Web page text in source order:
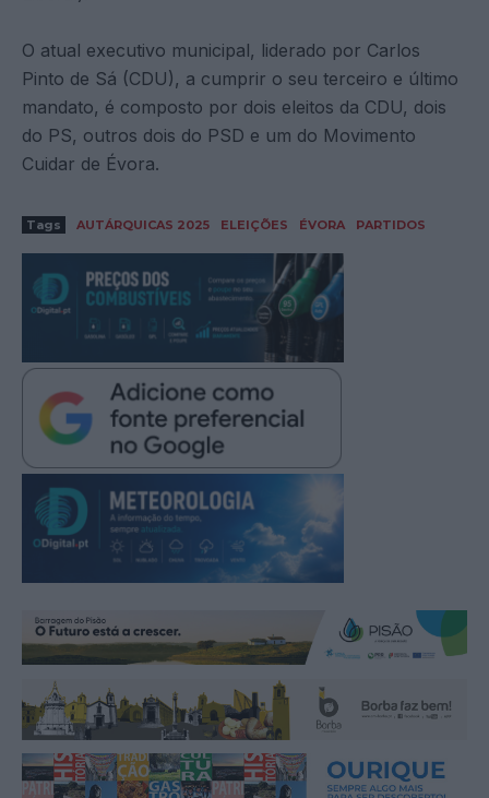
O atual executivo municipal, liderado por Carlos
Pinto de Sá (CDU), a cumprir o seu terceiro e último
mandato, é composto por dois eleitos da CDU, dois
do PS, outros dois do PSD e um do Movimento
Cuidar de Évora.
Tags AUTÁRQUICAS 2025 ELEIÇÕES ÉVORA PARTIDOS